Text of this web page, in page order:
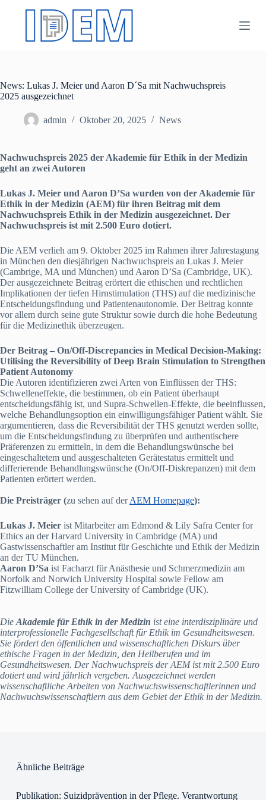
l
t
g
e
News: Lukas J. Meier und Aaron D´Sa mit Nachwuchspreis
2025 ausgezeichnet
admin Oktober 20, 2025 News
Nachwuchspreis 2025 der Akademie für Ethik in der Medizin
geht an zwei Autoren
Lukas J. Meier und Aaron D’Sa wurden von der Akademie für
Ethik in der Medizin (AEM) für ihren Beitrag mit dem
Nachwuchspreis Ethik in der Medizin ausgezeichnet. Der
Nachwuchspreis ist mit 2.500 Euro dotiert.
Die AEM verlieh am 9. Oktober 2025 im Rahmen ihrer Jahrestagung
in München den diesjährigen Nachwuchspreis an Lukas J. Meier
(Cambrige, MA und München) und Aaron D’Sa (Cambridge, UK).
Der ausgezeichnete Beitrag erörtert die ethischen und rechtlichen
Implikationen der tiefen Hirnstimulation (THS) auf die medizinische
Entscheidungsfindung und Patientenautonomie. Der Beitrag konnte
vor allem durch seine gute Struktur sowie durch die hohe Bedeutung
für die Medizinethik überzeugen.
Der Beitrag – On/Off-Discrepancies in Medical Decision-Making:
Utilising the Reversibility of Deep Brain Stimulation to Strengthen
Patient Autonomy
Die Autoren identifizieren zwei Arten von Einflüssen der THS:
Schwelleneffekte, die bestimmen, ob ein Patient überhaupt
entscheidungsfähig ist, und Supra-Schwellen-Effekte, die beeinflussen,
welche Behandlungsoption ein einwilligungsfähiger Patient wählt. Sie
argumentieren, dass die Reversibilität der THS genutzt werden sollte,
um die Entscheidungsfindung zu überprüfen und authentischere
Präferenzen zu ermitteln, in dem die Behandlungswünsche bei
eingeschaltetem und ausgeschalteten Gerätestatus ermittelt und
differierende Behandlungswünsche (On/Off-Diskrepanzen) mit dem
Patienten erörtert werden.
Die Preisträger (zu sehen auf derAEM Homepage):
Lukas J. Meier ist Mitarbeiter am Edmond & Lily Safra Center for
Ethics an der Harvard University in Cambridge (MA) und
Gastwissenschaftler am Institut für Geschichte und Ethik der Medizin
an der TU München.
Aaron D’Sa ist Facharzt für Anästhesie und Schmerzmedizin am
Norfolk and Norwich University Hospital sowie Fellow am
Fitzwilliam College der University of Cambridge (UK).
Die Akademie für Ethik in der Medizin ist eine interdisziplinäre und
interprofessionelle Fachgesellschaft für Ethik im Gesundheitswesen.
Sie fördert den öffentlichen und wissenschaftlichen Diskurs über
ethische Fragen in der Medizin, den Heilberufen und im
Gesundheitswesen. Der Nachwuchspreis der AEM ist mit 2.500 Euro
dotiert und wird jährlich vergeben. Ausgezeichnet werden
wissenschaftliche Arbeiten von Nachwuchswissenschaftlerinnen und
Nachwuchswissenschaftlern aus dem Gebiet der Ethik in der Medizin.
Ähnliche Beiträge
Publikation: Suizidprävention in der Pflege. Verantwortung